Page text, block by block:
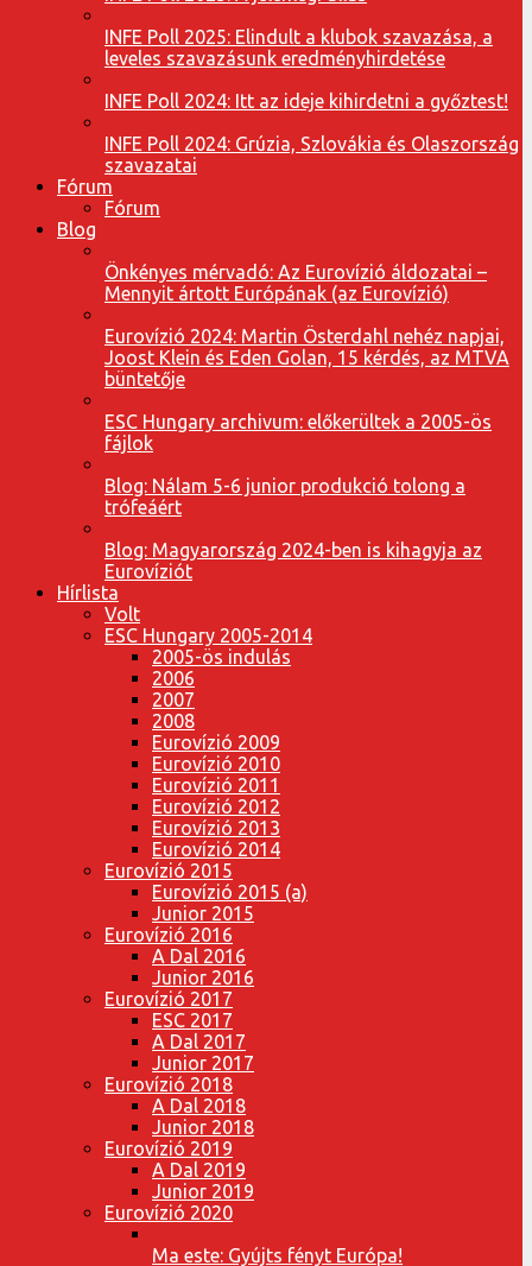
INFE Poll 2025: Elindult a klubok szavazása, a
leveles szavazásunk eredményhirdetése
INFE Poll 2024: Itt az ideje kihirdetni a győztest!
INFE Poll 2024: Grúzia, Szlovákia és Olaszország
szavazatai
Fórum
Fórum
Blog
Önkényes mérvadó: Az Eurovízió áldozatai –
Mennyit ártott Európának (az Eurovízió)
Eurovízió 2024: Martin Österdahl nehéz napjai,
Joost Klein és Eden Golan, 15 kérdés, az MTVA
büntetője
ESC Hungary archivum: előkerültek a 2005-ös
fájlok
Blog: Nálam 5-6 junior produkció tolong a
trófeáért
Blog: Magyarország 2024-ben is kihagyja az
Eurovíziót
Hírlista
Volt
ESC Hungary 2005-2014
2005-ös indulás
2006
2007
2008
Eurovízió 2009
Eurovízió 2010
Eurovízió 2011
Eurovízió 2012
Eurovízió 2013
Eurovízió 2014
Eurovízió 2015
Eurovízió 2015 (a)
Junior 2015
Eurovízió 2016
A Dal 2016
Junior 2016
Eurovízió 2017
ESC 2017
A Dal 2017
Junior 2017
Eurovízió 2018
A Dal 2018
Junior 2018
Eurovízió 2019
A Dal 2019
Junior 2019
Eurovízió 2020
Ma este: Gyújts fényt Európa!